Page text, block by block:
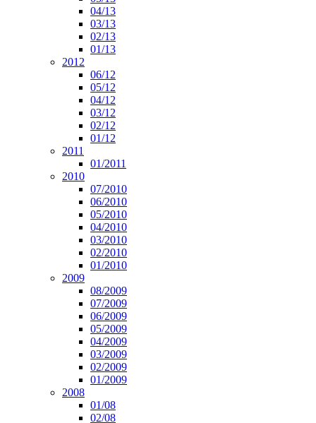
04/13
03/13
02/13
01/13
2012
06/12
05/12
04/12
03/12
02/12
01/12
2011
01/2011
2010
07/2010
06/2010
05/2010
04/2010
03/2010
02/2010
01/2010
2009
08/2009
07/2009
06/2009
05/2009
04/2009
03/2009
02/2009
01/2009
2008
01/08
02/08